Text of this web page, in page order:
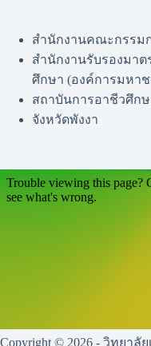
สำนักงานคณะกรรม
สำนักงานรับรองมา
ศึกษา (องค์การมหา
สถาบันการอาชีวศึก
จังหวัดพังงา
Copyright © 2026 - วิทยาลั